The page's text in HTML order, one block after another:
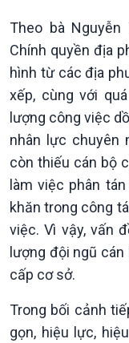
Xã hội
Tin Đời sống & Xã
360 độ Sức khỏe
Chuyển đổi Xanh
Tài nguyên và Môi
Chuyên gia của bạn
Xã hội chuyển động
Bước chân đến trường
Theo bà Nguyễn
Chính quyền địa
hình từ các địa
xếp, cùng với
lượng công việc
nhân lực chuyên
còn thiếu cán bộ
làm việc phân
khăn trong công
việc. Vì vậy, vấn
lượng đội ngũ
cấp cơ sở.
Trong bối cảnh
gọn, hiệu lực,